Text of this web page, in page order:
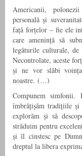
Americanii,
personală și
față forțelor – fie ele
care amenință să
legăturile culturale,
Necontrolate, aceste
și ne vor slăbi
noastre. (…)
Compunem
îmbrățișăm tradițiile
explorăm și să
străduim pentru
și îl cinstesc pe
dreptul la libera